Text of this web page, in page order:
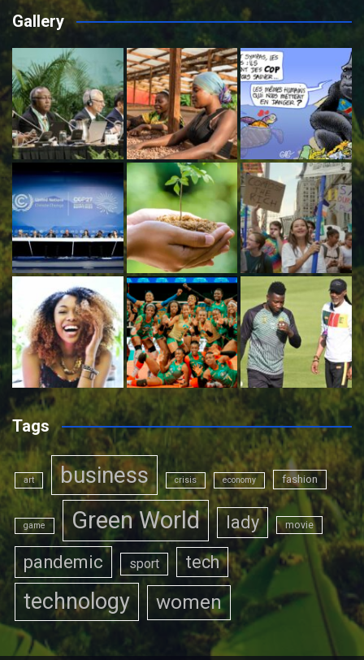
Gallery
Tags
art business crisis economy fashion
game Green World lady movie
pandemic sport tech
technology women